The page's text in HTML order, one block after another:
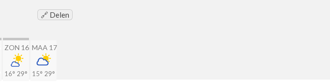
🔗 Delen
ZON 16
16° 29°
MAA 17
15° 29°